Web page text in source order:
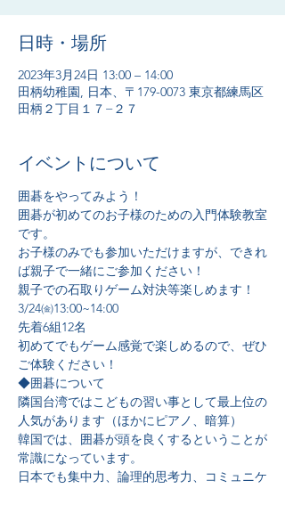
日時・場所
2023年3月24日 13:00 – 14:00
田柄幼稚園, 日本、〒179-0073 東京都練馬区
田柄２丁目１７−２７
イベントについて
囲碁をやってみよう！
囲碁が初めてのお子様のための入門体験教室
です。
お子様のみでも参加いただけますが、できれ
ば親子で一緒にご参加ください！
親子での石取りゲーム対決等楽しめます！
3/24㈮13:00~14:00
先着6組12名
初めてでもゲーム感覚で楽しめるので、ぜひ
ご体験ください！
◆囲碁について
隣国台湾ではこどもの習い事として最上位の
人気があります（ほかにピアノ、暗算）
韓国では、囲碁が頭を良くするということが
常識になっています。
日本でも集中力、論理的思考力、コミュニケ